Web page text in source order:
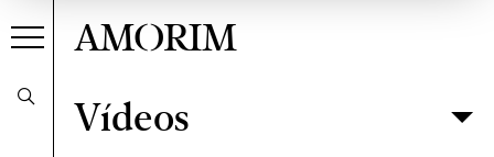
AMORIM
VídeosFiltrar
Vídeos